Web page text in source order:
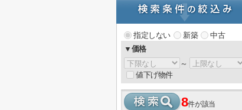
指定しない 新築
中古
▼価格
～
値下げ物件
8件が該当